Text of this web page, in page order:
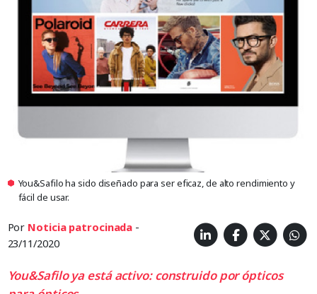
You&Safilo ha sido diseñado para ser eficaz, de alto rendimiento y
fácil de usar.
Por Noticia patrocinada -
23/11/2020
You&Safilo ya está activo: construido por ópticos